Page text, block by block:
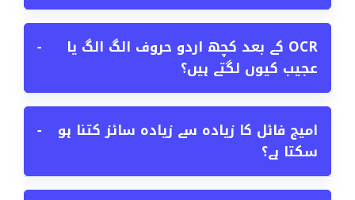
OCR کے بعد کچھ اردو حروف الگ الگ یا
عجیب کیوں لگتے ہیں؟
−
امیج فائل کا زیادہ سے زیادہ سائز کتنا ہو
سکتا ہے؟
−